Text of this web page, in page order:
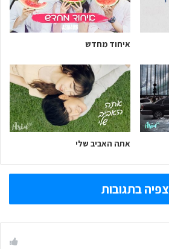
איחוד מחדש
אתה האביב שלי
צפיה בתגובות